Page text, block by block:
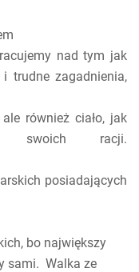
nad tym jak
trudne zagadnienia,
również ciało, jak
swoich racji.
posiadających
bo największy
sami. Walka ze